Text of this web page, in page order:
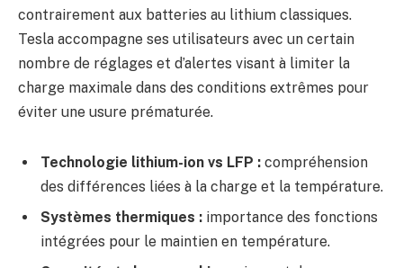
contrairement aux batteries au lithium classiques.
Tesla accompagne ses utilisateurs avec un certain
nombre de réglages et d’alertes visant à limiter la
charge maximale dans des conditions extrêmes pour
éviter une usure prématurée.
Technologie lithium-ion vs LFP : compréhension
des différences liées à la charge et la température.
Systèmes thermiques : importance des fonctions
intégrées pour le maintien en température.